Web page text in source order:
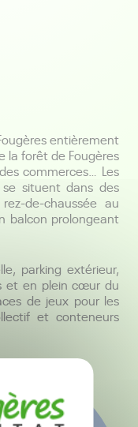
entièrement
la forêt de Fougères
commerces… Les
situent dans des
de-chaussée au
balcon prolongeant
parking extérieur,
et en plein cœur du
de jeux pour les
et conteneurs